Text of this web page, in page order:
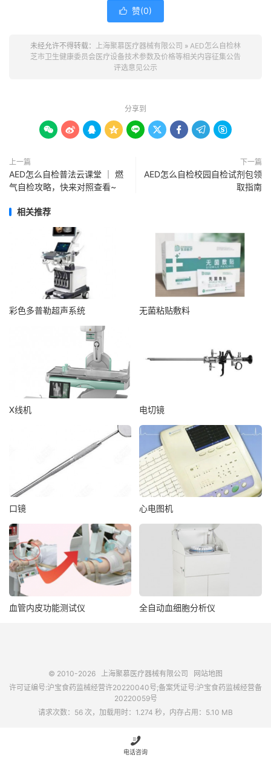
 赞(0)
未经允许不得转载： 上海聚慕医疗器械有限公司 » AED怎么自检林
芝市卫生健康委员会医疗设备技术参数及价格等相关内容征集公告
评选意见公示
分享到
        
上一篇
AED怎么自检普法云课堂 ｜ 燃
气自检攻略，快来对照查看~
下一篇
AED怎么自检校园自检试剂包领
取指南
相关推荐
彩色多普勒超声系统 无菌粘贴敷料
X线机 电切镜
口镜 心电图机
血管内皮功能测试仪 全自动血细胞分析仪
© 2010-2026 上海聚慕医疗器械有限公司
网站地图
许可证编号:沪宝食药监械经营许20220040号;备案凭证号:沪宝食药监械经营备
20220059号
请求次数：56 次，加载用时：1.274 秒，内存占用：5.10 MB

电话咨询